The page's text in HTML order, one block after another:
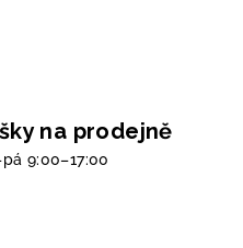
na prodejně
9:00–17:00